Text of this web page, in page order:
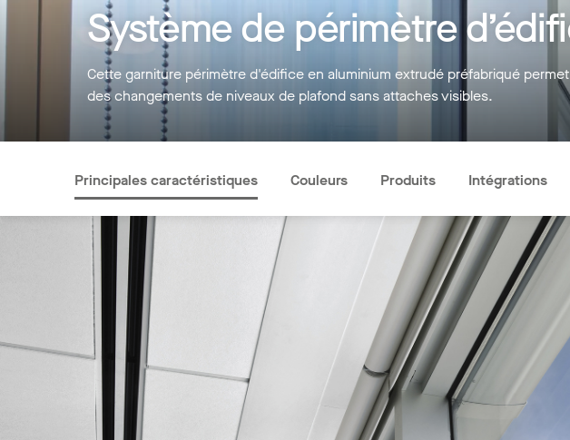
Système de périmètre
Cette garniture périmètre d'édifice en aluminium extrudé préfabriqué
des changements de niveaux de plafond sans attaches visibles.
Principales caractéristiques Couleurs Produits Intégrations